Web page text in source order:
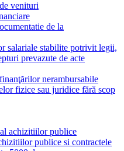
venituri
de la
salariale stabilite potrivit legii,
prevazute de acte
nerambursabile
fizice sau juridice fără scop
achizitiilor publice
publice si contractele